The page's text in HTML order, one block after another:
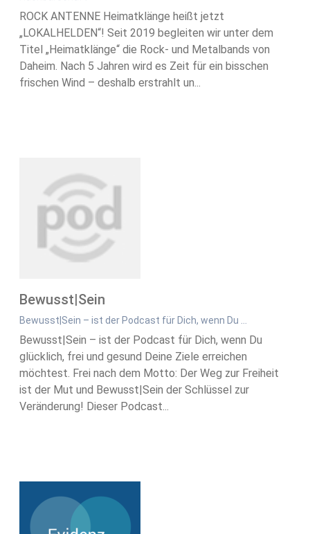
ROCK ANTENNE Heimatklänge heißt jetzt
„LOKALHELDEN“! Seit 2019 begleiten wir unter dem
Titel „Heimatklänge“ die Rock- und Metalbands von
Daheim. Nach 5 Jahren wird es Zeit für ein bisschen
frischen Wind – deshalb erstrahlt un...
Bewusst|Sein
Bewusst|Sein – ist der Podcast für Dich, wenn Du …
Bewusst|Sein – ist der Podcast für Dich, wenn Du
glücklich, frei und gesund Deine Ziele erreichen
möchtest. Frei nach dem Motto: Der Weg zur Freiheit
ist der Mut und Bewusst|Sein der Schlüssel zur
Veränderung! Dieser Podcast...